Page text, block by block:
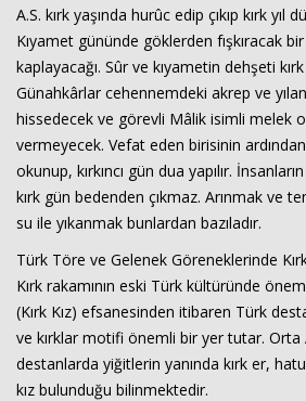
A.S. kırk yaşında hurûc edip çıkıp kırk yıl
Kıyamet gününde göklerden fışkıracak
kaplayacağı. Sûr ve kıyametin dehşeti
Günahkârlar cehennemdeki akrep ve
hissedecek ve görevli Mâlik isimli melek
vermeyecek. Vefat eden birisinin
okunup, kırkıncı gün dua yapılır.
kırk gün bedenden çıkmaz. Arınmak ve
su ile yıkanmak bunlardan bazıladır.
Türk Töre ve Gelenek Göreneklerinde
Kırk rakamının eski Türk kültüründe
(Kırk Kız) efsanesinden itibaren Türk
ve kırklar motifi önemli bir yer tutar. Orta
destanlarda yiğitlerin yanında kırk er,
kız bulunduğu bilinmektedir.